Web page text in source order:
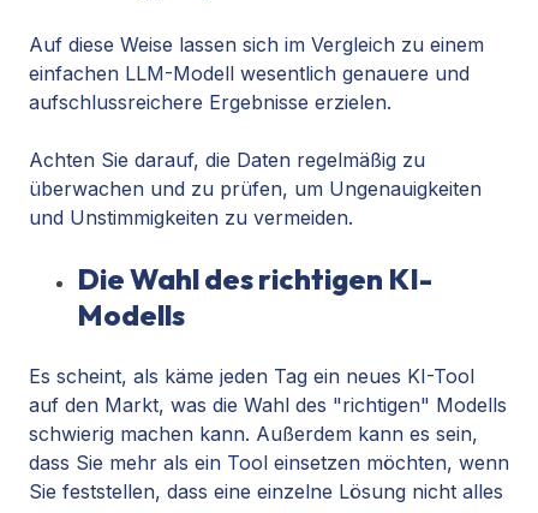
Auf diese Weise lassen sich im Vergleich zu einem
einfachen LLM-Modell wesentlich genauere und
aufschlussreichere Ergebnisse erzielen.
Achten Sie darauf, die Daten regelmäßig zu
überwachen und zu prüfen, um Ungenauigkeiten
und Unstimmigkeiten zu vermeiden.
Die Wahl des richtigen KI-
Modells
Es scheint, als käme jeden Tag ein neues KI-Tool
auf den Markt, was die Wahl des "richtigen" Modells
schwierig machen kann. Außerdem kann es sein,
dass Sie mehr als ein Tool einsetzen möchten, wenn
Sie feststellen, dass eine einzelne Lösung nicht alles